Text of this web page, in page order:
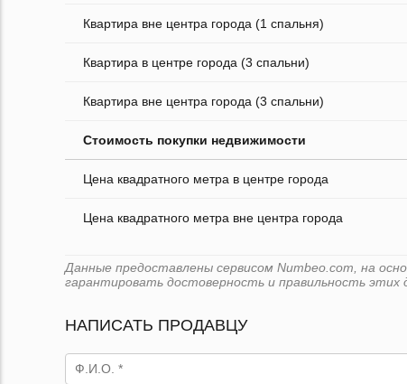
Квартира вне центра города (1 спальня)
Квартира в центре города (3 спальни)
Квартира вне центра города (3 спальни)
Стоимость покупки недвижимости
Цена квадратного метра в центре города
Цена квадратного метра вне центра города
Данные предоставлены сервисом Numbeo.com, на
гарантировать достоверность и правильность этих
НАПИСАТЬ ПРОДАВЦУ